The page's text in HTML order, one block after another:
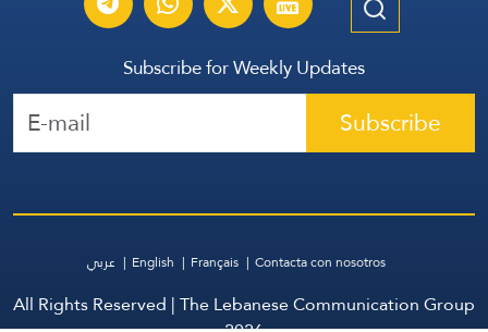
Subscribe for Weekly Updates
Subscribe
عربي English Français Contacta con nosotros
All Rights Reserved | The Lebanese Communication Group